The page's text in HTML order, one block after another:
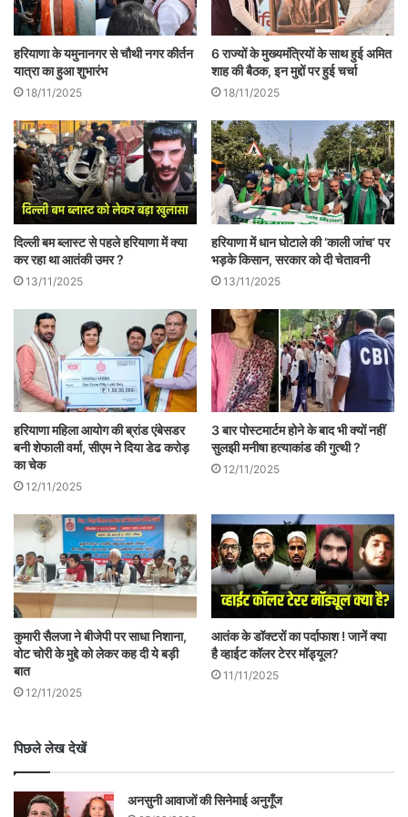
आयोग का सवाल हरियाणा के लिए एकमात्र उदाहरण
नहीं है। जाट आरक्षण हो या फिर एसवाईएल, सभी में
जबरदस्त राजनीति होती है और बयानबाजी तो उससे
ज्यादा। फिलहाल ब्राह्मण समाज आंदोलन के मूड में
आ चुका है। पंचकूला, यमुनानगर से लेकर हरियाणा
के दूसरे जिलों में विरोध-प्रदर्शन का दौर जारी है।
हरियाणा के शिक्षा मंत्री रामबिलास शर्मा का भी विवाद
पर बयान सामने आ गया है। शर्मा ने कहा है कि यह
किसी साजिश का नतीजा है। लेकिन खुद की सरकार
में कौन साजिश करेगा, इस पर वो खामोश रह जाते
हैं। शिक्षा मंत्री कार्रवाई की जगह याचक की मुद्रा में
दरअसल, भाजपा इस मुद्दे से राजनीतिक लाभ लेने की
कोशिश में जुटी है। इसलिए प्रदेश से लेकर राष्ट्रीय
स्तर तक बस बयानबाजी का शर्मनाक दौर जारी है।
सीएम साहब लौंटेगे, तब करेंगे कार्रवाई!
हरियाणा में निवेश बढ़ाने के लिए सीएम मनोहर लाल
खट्टर सात दिवसीय इजराइल और यूके के दौरे पर
गए हैं। इजराइल के बाद यूके में उद्योगपतियों से
मुलाकात करके निवेश का आमंत्रण दिया है। कितना
हरियाणा के यमुनानगर से चौथी नगर कीर्तन
यात्रा का हुआ शुभारंभ
18/11/2025
6 राज्यों के मुख्यमंत्रियों के साथ हुई अमित
शाह की बैठक, इन मुद्दों पर हुई चर्चा
18/11/2025
दिल्ली बम ब्लास्ट से पहले हरियाणा में क्या
कर रहा था आतंकी उमर ?
13/11/2025
हरियाणा में धान घोटाले की ‘काली जांच’ पर
भड़के किसान, सरकार को दी चेतावनी
13/11/2025
हरियाणा महिला आयोग की ब्रांड एंबेसडर
बनी शेफाली वर्मा, सीएम ने दिया डेढ करोड़
का चेक
12/11/2025
3 बार पोस्टमार्टम होने के बाद भी क्यों नहीं
सुलझी मनीषा हत्याकांड की गुत्थी ?
12/11/2025
कुमारी सैलजा ने बीजेपी पर साधा निशाना,
वोट चोरी के मुद्दे को लेकर कह दी ये बड़ी
बात
12/11/2025
आतंक के डॉक्टरों का पर्दाफाश ! जानें क्या
है व्हाईट कॉलर टेरर मॉड्यूल?
11/11/2025
पिछले लेख देखें
अनसुनी आवाजों की सिनेमाई अनुगूँज